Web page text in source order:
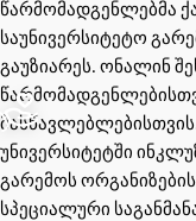
წარმომადგენლებმა
საუნივერსიტეტო
გაუზიარეს. ონალინ
უნივერსიტეტში
გარემოს
სპეციალური